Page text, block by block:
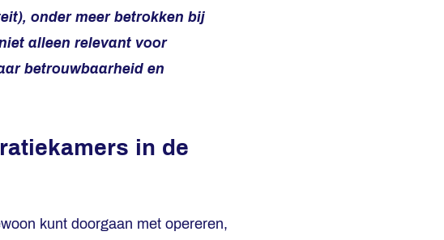
onder meer betrokken bij
alleen relevant voor
betrouwbaarheid en
in de
kunt doorgaan met opereren,